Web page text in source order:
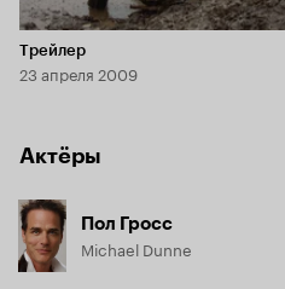
Длительность 2 мин
Трейлер
23 апреля 2009
Актёры
Пол Гросс
Michael Dunne